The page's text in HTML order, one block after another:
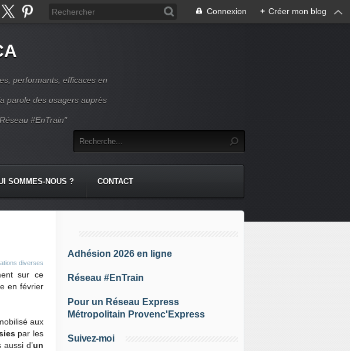
Connexion + Créer mon blog
performants, efficaces en
parole des usagers auprès
#EnTrain"
SOMMES-NOUS ? CONTACT
diverses
sur ce
en février
aux
par les
aussi d’un
Adhésion 2026 en ligne
Réseau #EnTrain
Pour un Réseau Express
Métropolitain Provenc'Express
Suivez-moi